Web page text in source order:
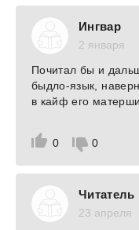
Ингвар
2 января
0 0
Почитал бы и
быдло-язык,
в кайф его
Читатель
23 апреля